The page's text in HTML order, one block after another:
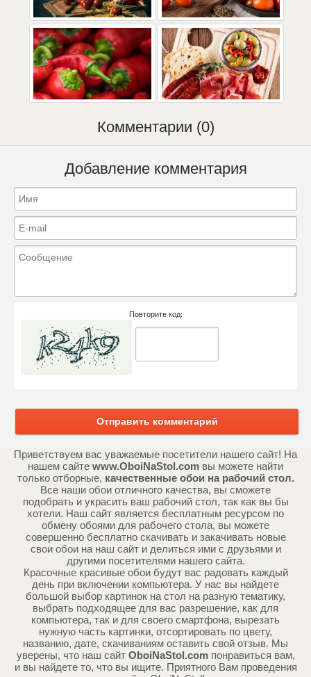
Комментарии (0)
Добавление комментария
Повторите код:
Отправить комментарий
Приветствуем вас уважаемые посетители нашего сайт! На
нашем сайте www.OboiNaStol.com вы можете найти
только отборные, качественные обои на рабочий стол.
Все наши обои отличного качества, вы сможете
подобрать и украсить ваш рабочий стол, так как вы бы
хотели. Наш сайт является бесплатным ресурсом по
обмену обоями для рабочего стола, вы можете
совершенно бесплатно скачивать и закачивать новые
свои обои на наш сайт и делиться ими с друзьями и
другими посетителями нашего сайта.
Красочные красивые обои будут вас радовать каждый
день при включении компьютера. У нас вы найдете
большой выбор картинок на стол на разную тематику,
выбрать подходящее для вас разрешение, как для
компьютера, так и для своего смартфона, вырезать
нужную часть картинки, отсортировать по цвету,
названию, дате, скачиваниям оставить свой отзыв. Мы
уверены, что наш сайт OboiNaStol.comпонравиться вам,
и вы найдете то, что вы ищите. Приятного Вам проведения